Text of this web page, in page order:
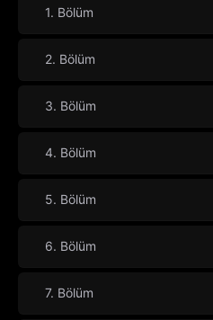
1. Bölüm
2. Bölüm
3. Bölüm
4. Bölüm
5. Bölüm
6. Bölüm
7. Bölüm